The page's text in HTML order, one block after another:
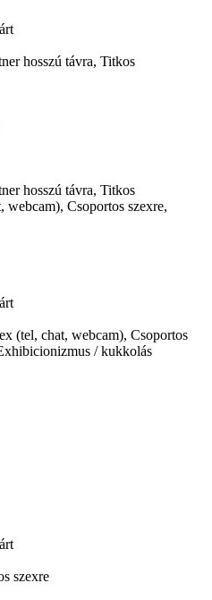
hosszú távra, Titkos
hosszú távra, Titkos
webcam), Csoportos szexre,
(tel, chat, webcam), Csoportos
/ kukkolás
szexre